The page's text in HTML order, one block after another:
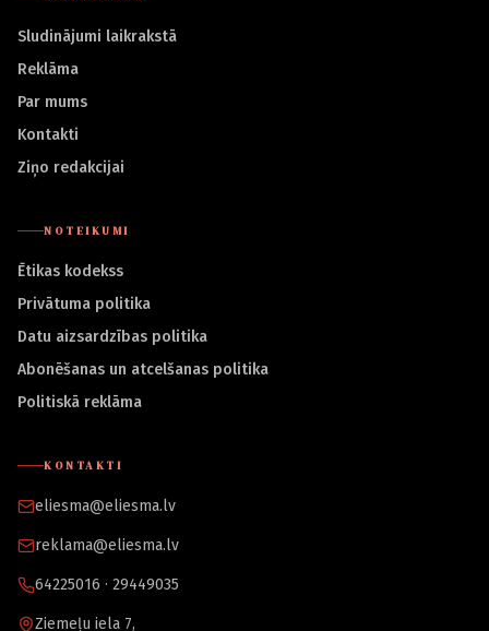
Sludinājumi laikrakstā
Reklāma
Par mums
Kontakti
Ziņo redakcijai
NOTEIKUMI
Ētikas kodekss
Privātuma politika
Datu aizsardzības politika
Abonēšanas un atcelšanas politika
Politiskā reklāma
KONTAKTI
eliesma@eliesma.lv
reklama@eliesma.lv
64225016 · 29449035
Ziemeļu iela 7,